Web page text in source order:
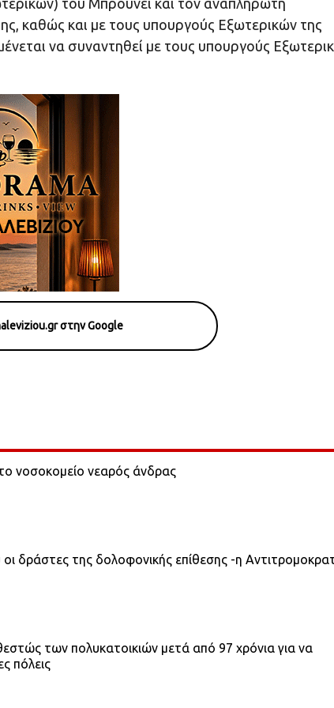
του Μπρουνέι και τον αναπληρωτή
καθώς και με τους υπουργούς Εξωτερικών της
να συναντηθεί με τους υπουργούς
στην Google
νοσοκομείο νεαρός άνδρας
οι δράστες της δολοφονικής επίθεσης -η
των πολυκατοικιών μετά από 97 χρόνια για να
πόλεις